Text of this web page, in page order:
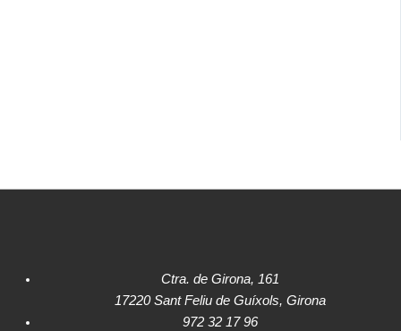
Ctra. de Girona, 161
17220 Sant Feliu de Guíxols, Girona
972 32 17 96